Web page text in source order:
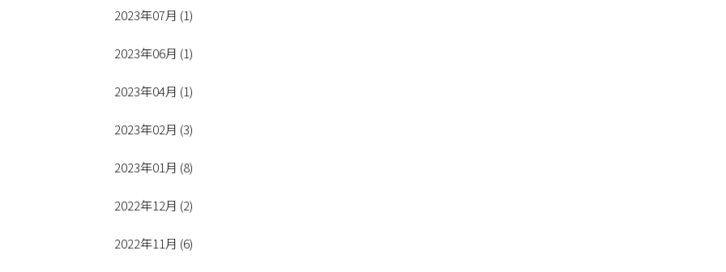
2023年07月 (1)
2023年06月 (1)
2023年04月 (1)
2023年02月 (3)
2023年01月 (8)
2022年12月 (2)
2022年11月 (6)